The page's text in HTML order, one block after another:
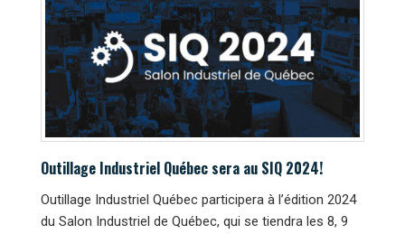
Outillage Industriel Québec sera au SIQ 2024!
Outillage Industriel Québec participera à l’édition 2024
du Salon Industriel de Québec, qui se tiendra les 8, 9